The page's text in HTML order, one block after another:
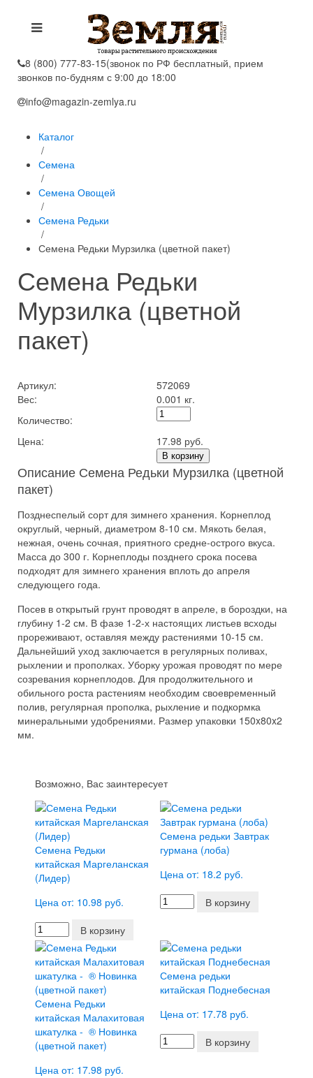
8 (800) 777-83-15(звонок по РФ бесплатный, прием
звонков по-будням с 9:00 до 18:00
info@magazin-zemlya.ru
Каталог
/
Семена
/
Семена Овощей
/
Семена Редьки
/
Семена Редьки Мурзилка (цветной пакет)
Семена Редьки
Мурзилка (цветной
пакет)
Артикул:
572069
Вес:
0.001 кг.
Количество:
Цена:
17.98 руб.
В корзину
Описание Семена Редьки Мурзилка (цветной
пакет)
Позднеспелый сорт для зимнего хранения. Корнеплод
округлый, черный, диаметром 8-10 см. Мякоть белая,
нежная, очень сочная, приятного средне-острого вкуса.
Масса до 300 г. Корнеплоды позднего срока посева
подходят для зимнего хранения вплоть до апреля
следующего года.
Посев в открытый грунт проводят в апреле, в бороздки, на
глубину 1-2 см. В фазе 1-2-х настоящих листьев всходы
прореживают, оставляя между растениями 10-15 см.
Дальнейший уход заключается в регулярных поливах,
рыхлении и прополках. Уборку урожая проводят по мере
созревания корнеплодов. Для продолжительного и
обильного роста растениям необходим своевременный
полив, регулярная прополка, рыхление и подкормка
минеральными удобрениями. Размер упаковки 150x80x2
мм.
Возможно, Вас заинтересует
Семена Редьки
китайская Маргеланская
(Лидер)
Цена от: 10.98 руб.
В корзину
Семена редьки Завтрак
гурмана (лоба)
Цена от: 18.2 руб.
В корзину
Семена Редьки
китайская Малахитовая
шкатулка - ® Новинка
(цветной пакет)
Цена от: 17.98 руб.
Семена редьки
китайская Поднебесная
Цена от: 17.78 руб.
В корзину